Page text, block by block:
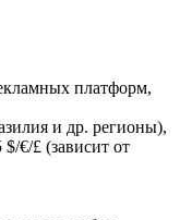
платформ,
и др. регионы),
€/£ (зависит от